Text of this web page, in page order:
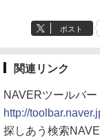
ポスト
関連リンク
NAVERツールバー
http://
探しあう検索